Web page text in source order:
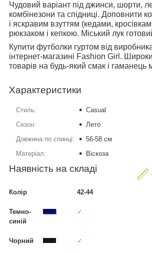
Чудовий варіант під джинси, шорти,
комбінезони та спідниці. Доповнити
і яскравим взуттям (кедами,
рюкзаком і кепкою. Міський лук
Купити футболки гуртом від
інтернет-магазині Fashion Girl.
товарів на будь-який смак і гаманець
Характеристики
Стиль:
Casual
Сезон:
Лето
Довжина по спинці:
56-58 см
Матеріал:
Віскоза
Наявність на складі
Колір 42-44
Темно-
синій
✓
Чорний ✓